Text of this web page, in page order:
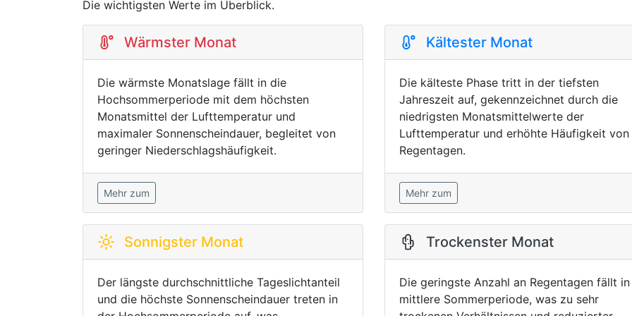
Die wichtigsten Werte im Überblick.
Wärmster Monat
Die wärmste Monatslage fällt in die
Hochsommerperiode mit dem höchsten
Monatsmittel der Lufttemperatur und
maximaler Sonnenscheindauer, begleitet von
geringer Niederschlagshäufigkeit.
Mehr zum
Kältester Monat
Die kälteste Phase tritt in der tiefsten
Jahreszeit auf, gekennzeichnet durch die
niedrigsten Monatsmittelwerte der
Lufttemperatur und erhöhte Häufigkeit von
Regentagen.
Mehr zum
Sonnigster Monat
Der längste durchschnittliche Tageslichtanteil
und die höchste Sonnenscheindauer treten in
Trockenster Monat
Die geringste Anzahl an Regentagen fällt
mittlere Sommerperiode, was zu sehr